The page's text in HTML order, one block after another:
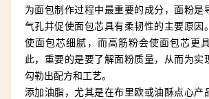
为面包制作过程中最重要的成分，面粉是
气孔并促使面包芯具有柔韧性的主要原因
使面包芯细腻，而高筋粉会使面包芯更
此，重要的是要了解面粉质量，从而为实
勾勒出配方和工艺。
添加油脂，尤其是在布里欧或油酥点心产